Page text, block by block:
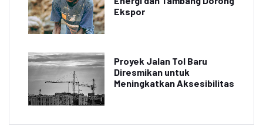
Ekspor
Proyek Jalan Tol Baru
Diresmikan untuk
Meningkatkan Aksesibilitas